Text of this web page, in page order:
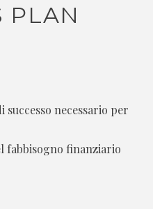
PLAN
successo necessario per
fabbisogno finanziario